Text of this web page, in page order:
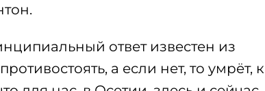
ответ известен из
а если нет, то умрёт,